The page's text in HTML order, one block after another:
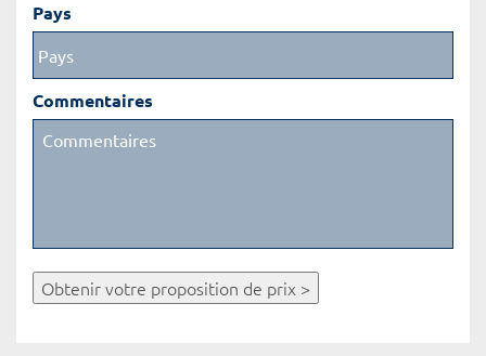
Pays
Commentaires
Obtenir votre proposition de prix >